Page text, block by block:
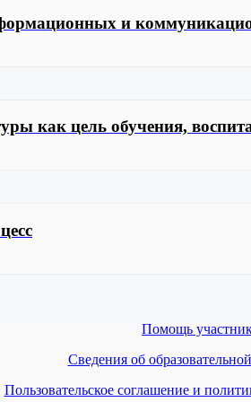
и
как цель обучения,
Помощь
Сведения об
Пользовательское соглашение и